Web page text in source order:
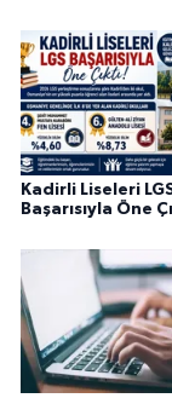
Kadirli Liseleri
Başarısıyla Öne